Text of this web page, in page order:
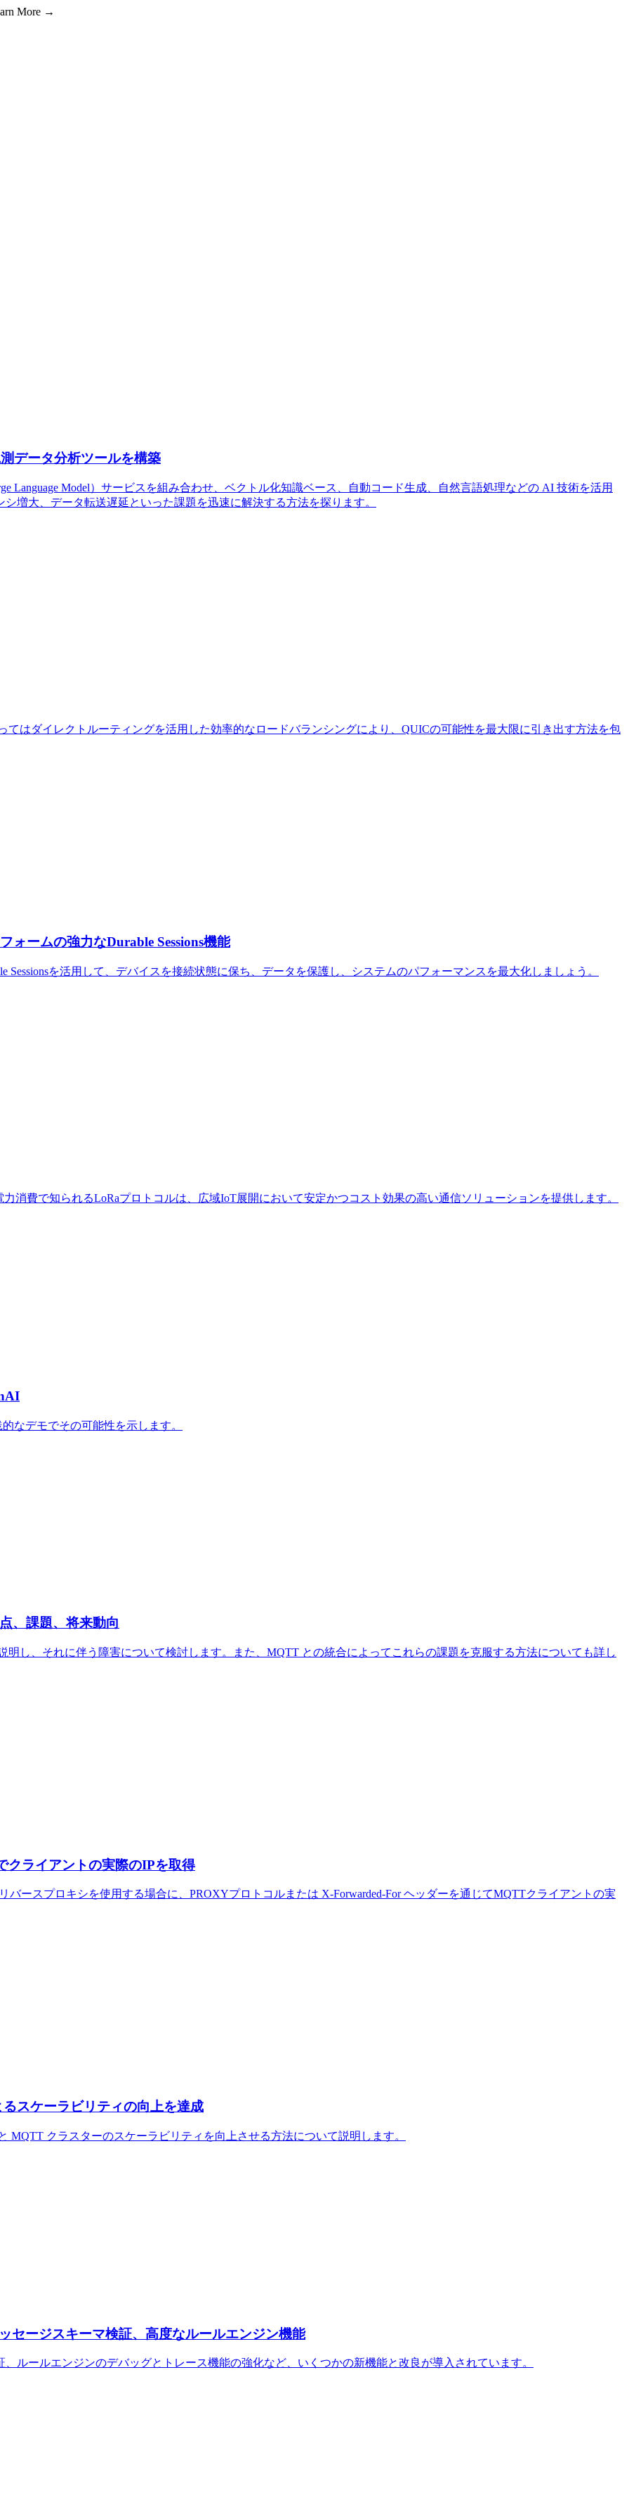
More →
データ分析ツールを構築
Language Model）サービスを組み合わせ、ベクトル化知識ベース、自動コード生成、自然言語処理などの AI 技術を活用
増大、データ転送遅延といった課題を迅速に解決する方法を探ります。
はダイレクトルーティングを活用した効率的なロードバランシングにより、QUICの可能性を最大限に引き出す方法を包
ームの強力なDurable Sessions機能
を活用して、デバイスを接続状態に保ち、データを保護し、システムのパフォーマンスを最大化しましょう。
消費で知られるLoRaプロトコルは、広域IoT展開において安定かつコスト効果の高い通信ソリューションを提供します。
なデモでその可能性を示します。
、課題、将来動向
し、それに伴う障害について検討します。また、MQTT との統合によってこれらの課題を克服する方法についても詳し
ライアントの実際のIPを取得
ースプロキシを使用する場合に、PROXYプロトコルまたは X-Forwarded-For ヘッダーを通じてMQTTクライアントの実
スケーラビリティの向上を達成
クラスターのスケーラビリティを向上させる方法について説明します。
セージスキーマ検証、高度なルールエンジン機能
ルールエンジンのデバッグとトレース機能の強化など、いくつかの新機能と改良が導入されています。